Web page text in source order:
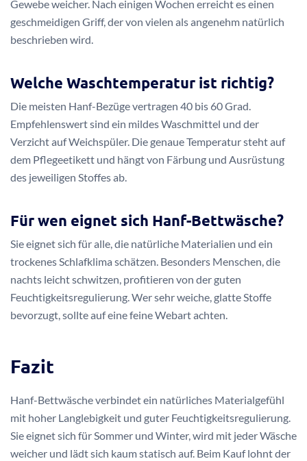
Gewebe weicher. Nach einigen Wochen erreicht es einen
geschmeidigen Griff, der von vielen als angenehm natürlich
beschrieben wird.
Welche Waschtemperatur ist richtig?
Die meisten Hanf-Bezüge vertragen 40 bis 60 Grad.
Empfehlenswert sind ein mildes Waschmittel und der
Verzicht auf Weichspüler. Die genaue Temperatur steht auf
dem Pflegeetikett und hängt von Färbung und Ausrüstung
des jeweiligen Stoffes ab.
Für wen eignet sich Hanf-Bettwäsche?
Sie eignet sich für alle, die natürliche Materialien und ein
trockenes Schlafklima schätzen. Besonders Menschen, die
nachts leicht schwitzen, profitieren von der guten
Feuchtigkeitsregulierung. Wer sehr weiche, glatte Stoffe
bevorzugt, sollte auf eine feine Webart achten.
Fazit
Hanf-Bettwäsche verbindet ein natürliches Materialgefühl
mit hoher Langlebigkeit und guter Feuchtigkeitsregulierung.
Sie eignet sich für Sommer und Winter, wird mit jeder Wäsche
weicher und lädt sich kaum statisch auf. Beim Kauf lohnt der